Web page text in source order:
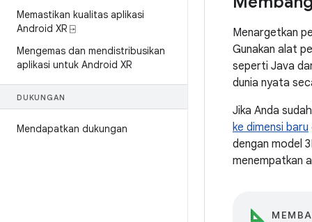
Memastikan kualitas aplikasi
Android XR ⍈
Mengemas dan mendistribusikan
aplikasi untuk Android XR
DUKUNGAN
Mendapatkan dukungan
Menargetkan
Gunakan alat
seperti Java
dunia nyata
Jika Anda
ke dimensi baru
dengan model
menempatkan